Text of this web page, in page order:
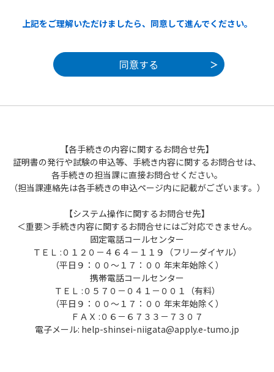
要です。このことを前提に、構成団体は本シ
ステムのサービスを提供します。本システム
みなします。何らかの理由によりこの規約に
同意することができない場合は、本システム
３ 利用者ＩＤ・パスワード等の登録・変更
及び削除
本システムを利用して申請・届出等手続を
い利用者登録を行うことができるものとしま
す。
（１）利用者登録を行う際は、利用者ＩＤ、
パスワード、氏名、住所、その他の必要な事
項を本システム上で登録してください。
（２）住所、氏名、メールアドレス等に変更
があった場合は変更手続を行ってください。
（３）本システムは、利用者が登録したメー
ルアドレスへＵＲＬを送信します。利用者
上記をご理解いただけましたら、同意して進んでください。
【各手続きの内容に関するお問合せ先】
証明書の発行や試験の申込等、手続き内容に関するお問合せは、
各手続きの担当課に直接お問合せください。
（担当課連絡先は各手続きの申込ページ内に記載がございます。）
【システム操作に関するお問合せ先】
＜重要＞手続き内容に関するお問合せにはご対応できません。
固定電話コールセンター
ＴＥＬ :０１２０－４６４－１１９（フリーダイヤル）
（平日９：００～１７：００ 年末年始除く）
携帯電話コールセンター
ＴＥＬ :０５７０－０４１－００１（有料）
（平日９：００～１７：００ 年末年始除く）
ＦＡＸ :０６－６７３３－７３０７
電子メール: help-shinsei-niigata@apply.e-tumo.jp